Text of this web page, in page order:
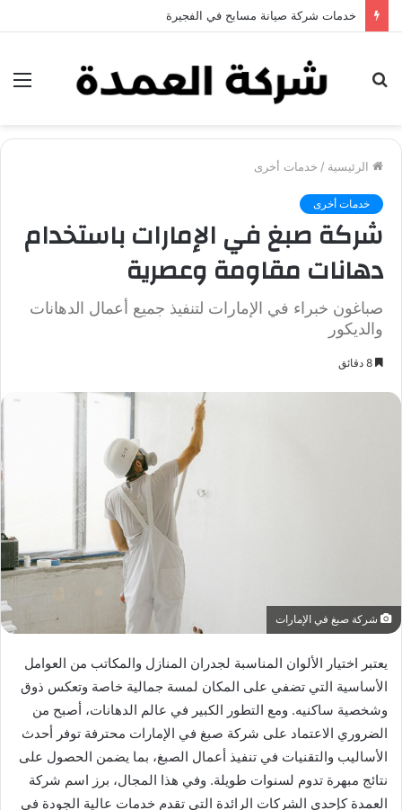
خدمات شركة جلي وتلميع الرخام في العين
الرئيسية / خدمات أخرى
خدمات أخرى
شركة صبغ في الإمارات باستخدام
دهانات مقاومة وعصرية
صباغون خبراء في الإمارات لتنفيذ جميع أعمال الدهانات
والديكور
شركة صبغ في الإمارات
يعتبر اختيار الألوان المناسبة لجدران المنازل والمكاتب من العوامل
الأساسية التي تضفي على المكان لمسة جمالية خاصة وتعكس ذوق
وشخصية ساكنيه. ومع التطور الكبير في عالم الدهانات، أصبح من
الضروري الاعتماد على شركة صبغ في الإمارات محترفة توفر أحدث
الأساليب والتقنيات في تنفيذ أعمال الصبغ، بما يضمن الحصول على
نتائج مبهرة تدوم لسنوات طويلة. وفي هذا المجال، برز اسم شركة
العمدة كإحدى الشركات الرائدة التي تقدم خدمات عالية الجودة في